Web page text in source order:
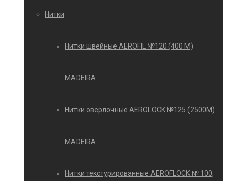
Нитки
Нитки швейные AEROFIL №120 (400 М)
MADEIRA
Нитки оверлочные AEROLOCK №125 (2500М)
MADEIRA
Нитки текстурированные AEROFLOCK № 100,